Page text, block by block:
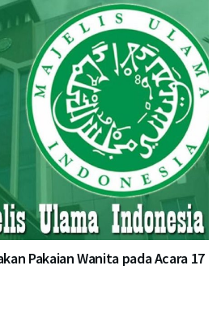
Pakaian Wanita pada Acara 17